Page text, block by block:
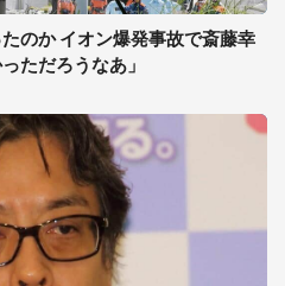
のか イオン爆発事故で斎藤幸
ただろうなあ」